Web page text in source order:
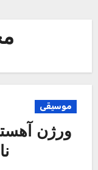
موسیقی
ورژن